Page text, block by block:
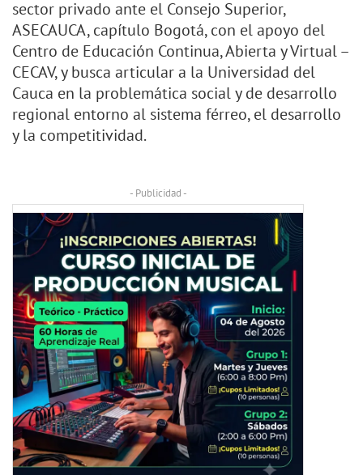
sector privado ante el Consejo Superior,
ASECAUCA, capítulo Bogotá, con el apoyo del
Centro de Educación Continua, Abierta y Virtual –
CECAV, y busca articular a la Universidad del
Cauca en la problemática social y de desarrollo
regional entorno al sistema férreo, el desarrollo
y la competitividad.
- Publicidad -